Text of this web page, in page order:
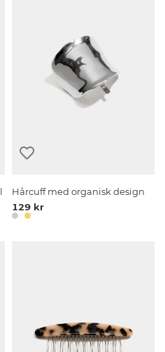
Hårcuff med organisk design
129 kr